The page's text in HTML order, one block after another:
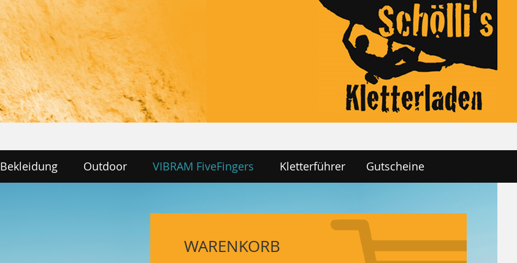
Bekleidung Outdoor VIBRAM FiveFingers Kletterführer Gutscheine
WARENKORB